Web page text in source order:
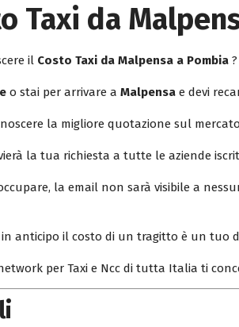
Taxi da
il Costo Taxi da Malpensa a Pombia ?
o stai per arrivare a Malpensa e devi
la migliore quotazione sul
la tua richiesta a tutte le aziende
la email non sarà visibile a
in anticipo il costo di un tragitto è un tuo
per Taxi e Ncc di tutta Italia ti